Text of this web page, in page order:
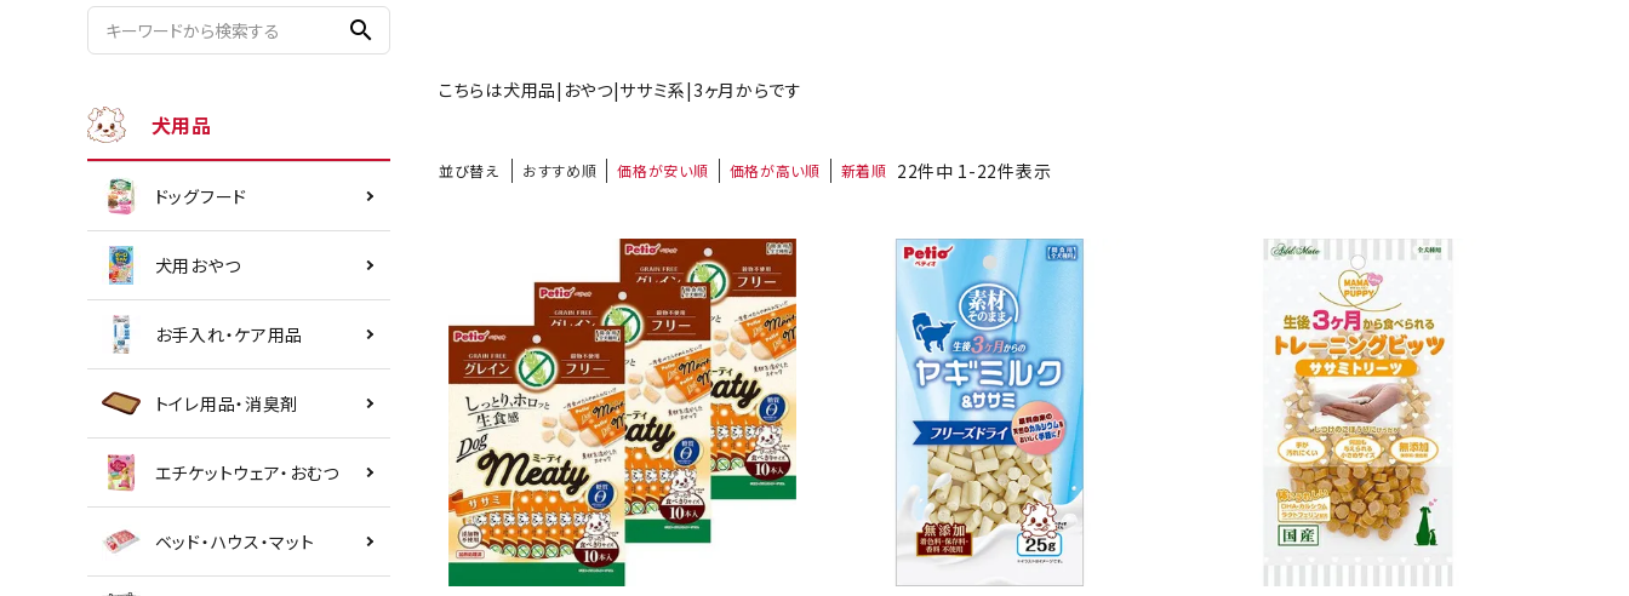
search
犬用品
ドッグフード
犬用おやつ
お手入れ・ケア用品
トイレ用品・消臭剤
エチケットウェア・おむつ
ベッド・ハウス・マット
こちらは犬用品|おやつ|ササミ系|3ヶ月からです
並び替え おすすめ順 価格が安い順 価格が高い順 新着順 22件中 1-22件表示